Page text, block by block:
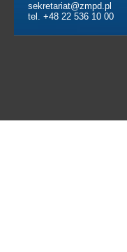
sekretariat@zmpd.pl
tel. +48 22 536 10 00